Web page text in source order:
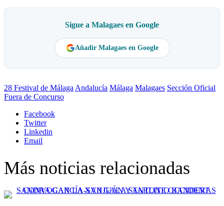
Sigue a Malagaes en Google
Añadir Malagaes en Google
28 Festival de Málaga Andalucía Málaga Malagaes Sección Oficial
Fuera de Concurso
Facebook
Twitter
Linkedin
Email
Más noticias relacionadas